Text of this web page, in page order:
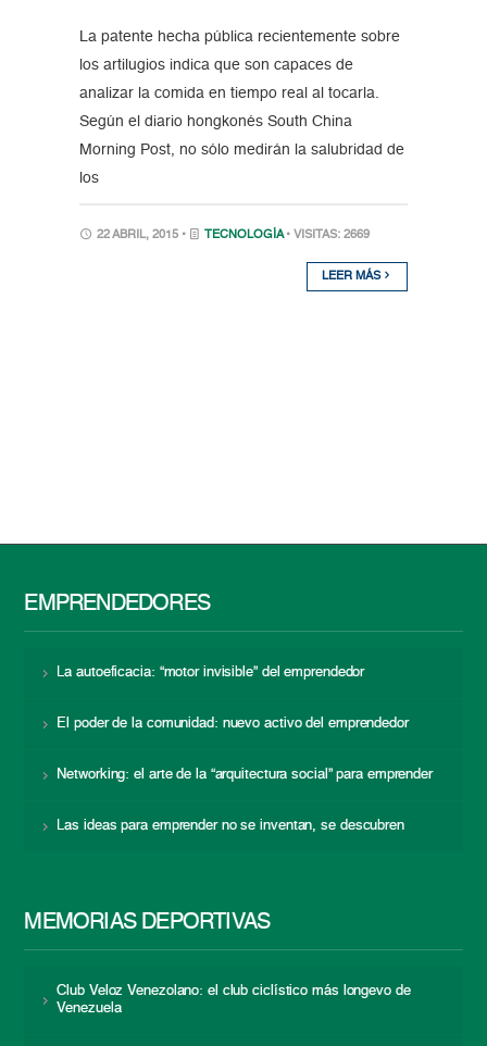
La patente hecha pública recientemente sobre
los artilugios indica que son capaces de
analizar la comida en tiempo real al tocarla.
Según el diario hongkonés South China
Morning Post, no sólo medirán la salubridad de
los
22 ABRIL, 2015 • TECNOLOGÍA • VISITAS: 2669
LEER MÁS
EMPRENDEDORES
La autoeficacia: “motor invisible” del emprendedor
El poder de la comunidad: nuevo activo del emprendedor
Networking: el arte de la “arquitectura social” para emprender
Las ideas para emprender no se inventan, se descubren
MEMORIAS DEPORTIVAS
Club Veloz Venezolano: el club ciclístico más longevo de
Venezuela